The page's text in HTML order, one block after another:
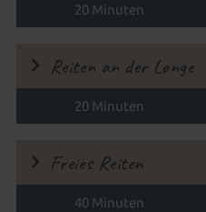
20 Minuten
Reiten an der Longe
20 Minuten
Freies Reiten
40 Minuten